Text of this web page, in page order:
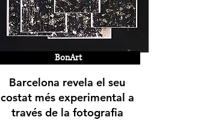
BonArt
Barcelona revela el seu
costat més experimental a
través de la fotografia